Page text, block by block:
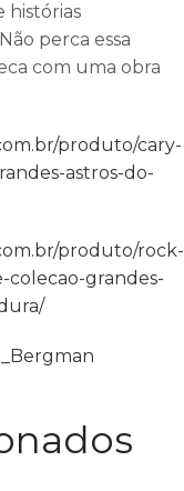
histórias
perca essa
com uma obra
produto/cary-
astros-do-
produto/rock-
grandes-